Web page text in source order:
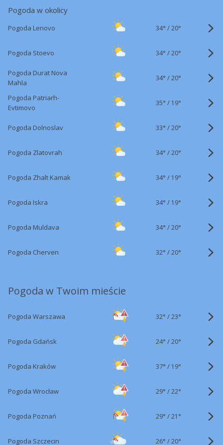
Pogoda w okolicy
Pogoda Lenovo 34° /20°
Pogoda Stoevo 34° /20°
Pogoda Durat Nova
Mahla
34° /20°
Pogoda Patriarh-
Evtimovo
35° / 19°
Pogoda Dolnoslav 33° /20°
Pogoda Zlatovrah 34° /20°
Pogoda Zhalt Kamak 34° / 19°
Pogoda Iskra 34° / 19°
Pogoda Muldava 34° /20°
Pogoda Cherven 32° /20°
Pogoda w Twoim mieście
Pogoda Warszawa 32° /23°
Pogoda Gdańsk 24° /20°
Pogoda Kraków 37° / 19°
Pogoda Wrocław 29° /22°
Pogoda Poznań 29° /21°
Pogoda Szczecin 26° /20°